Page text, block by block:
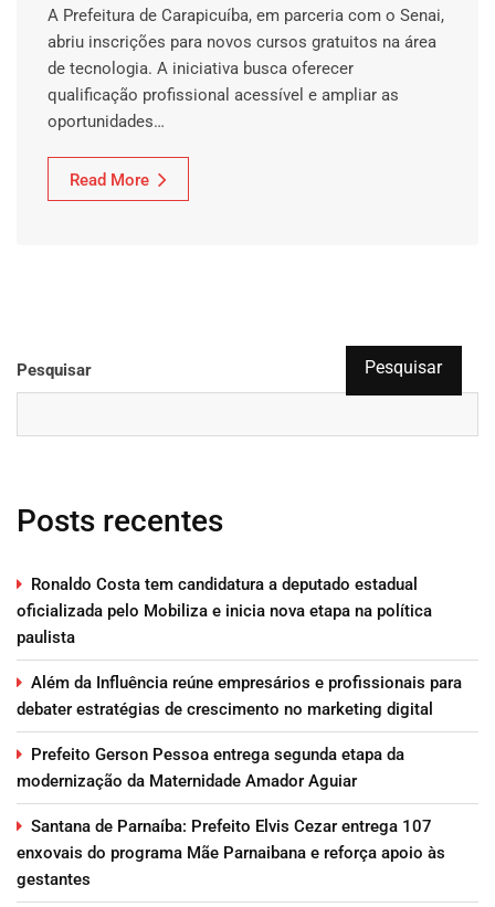
A Prefeitura de Carapicuíba, em parceria com o Senai,
abriu inscrições para novos cursos gratuitos na área
de tecnologia. A iniciativa busca oferecer
qualificação profissional acessível e ampliar as
oportunidades…
Read More
Pesquisar Pesquisar
Posts recentes
Ronaldo Costa tem candidatura a deputado estadual
oficializada pelo Mobiliza e inicia nova etapa na política
paulista
Além da Influência reúne empresários e profissionais para
debater estratégias de crescimento no marketing digital
Prefeito Gerson Pessoa entrega segunda etapa da
modernização da Maternidade Amador Aguiar
Santana de Parnaíba: Prefeito Elvis Cezar entrega 107
enxovais do programa Mãe Parnaibana e reforça apoio às
gestantes